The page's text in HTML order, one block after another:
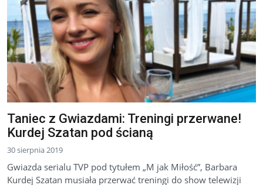
Taniec z Gwiazdami: Treningi przerwane!
Kurdej Szatan pod ścianą
30 sierpnia 2019
Gwiazda serialu TVP pod tytułem „M jak Miłość”, Barbara
Kurdej Szatan musiała przerwać treningi do show telewizji